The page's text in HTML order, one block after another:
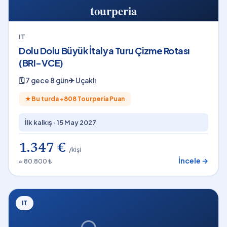
IT
Dolu Dolu Büyük İtalya Turu Çizme Rotası
(BRI-VCE)
🗓7 gece 8 gün✈Uçaklı
★ Bu turda +808 Tourperia Puan
İlk kalkış ·15 May 2027
1.347 € /kişi
≈ 80.800 ₺
İncele →
IT